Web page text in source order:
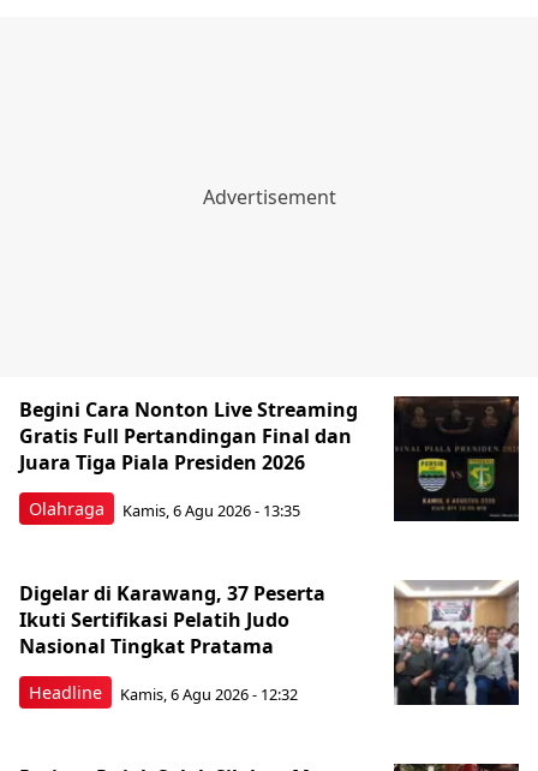
Olahraga
Begini Cara Nonton Live Streaming
Gratis Full Pertandingan Final dan
Juara Tiga Piala Presiden 2026
Kamis, 6 Agu 2026 - 13:35
Headline
Digelar di Karawang, 37 Peserta
Ikuti Sertifikasi Pelatih Judo
Nasional Tingkat Pratama
Kamis, 6 Agu 2026 - 12:32